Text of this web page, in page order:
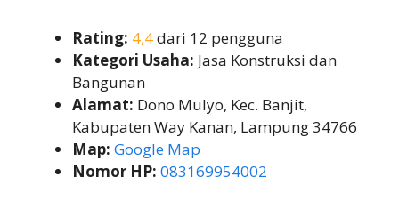
Rating: 4,4dari 12 pengguna
Kategori Usaha: Jasa Konstruksi dan
Bangunan
Alamat: Dono Mulyo, Kec. Banjit,
Kabupaten Way Kanan, Lampung 34766
Map: Google Map
Nomor HP: 083169954002